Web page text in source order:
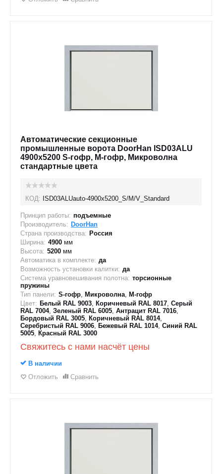
Автоматические секционные
промышленные ворота DoorHan ISD03ALU
4900x5200 S-гофр, M-гофр, Микроволна
стандартные цвета
КОД: ISD03ALUauto-4900х5200_S/M/V_Standard
Принцип работы: подъемные
Производитель: DoorHan
Страна производства: Россия
Ширина: 4900 мм
Высота: 5200 мм
Автоматика в комплекте: да
Возможность установки калитки: да
Система уравновешивания полотна: торсионные
пружины
Тип панели: S-гофр, Микроволна, M-гофр
Цвет: Белый RAL 9003, Коричневый RAL 8017, Серый
RAL 7004, Зеленый RAL 6005, Антрацит RAL 7016,
Бордовый RAL 3005, Коричневый RAL 8014,
Серебристый RAL 9006, Бежевый RAL 1014, Синий RAL
5005, Красный RAL 3000
Свяжитесь с нами насчёт цены
В наличии
Отложить
Сравнить